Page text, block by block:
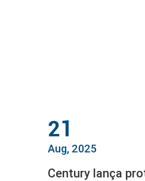
21
Aug, 2025
Century lança